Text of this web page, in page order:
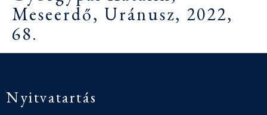
Meseerdő, Uránusz, 2022,
68.
Nyitvatartás